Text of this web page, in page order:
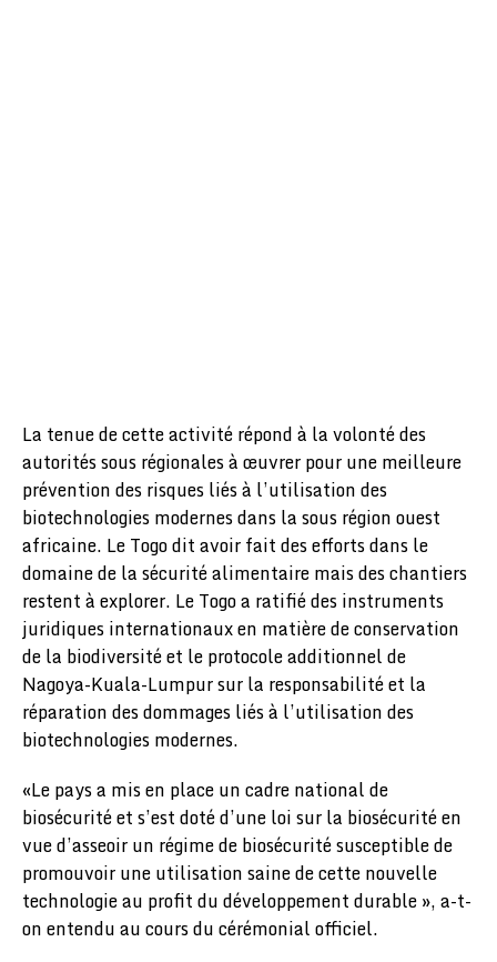
La tenue de cette activité répond à la volonté des
autorités sous régionales à œuvrer pour une meilleure
prévention des risques liés à l’utilisation des
biotechnologies modernes dans la sous région ouest
africaine. Le Togo dit avoir fait des efforts dans le
domaine de la sécurité alimentaire mais des chantiers
restent à explorer. Le Togo a ratifié des instruments
juridiques internationaux en matière de conservation
de la biodiversité et le protocole additionnel de
Nagoya-Kuala-Lumpur sur la responsabilité et la
réparation des dommages liés à l’utilisation des
biotechnologies modernes.
«Le pays a mis en place un cadre national de
biosécurité et s’est doté d’une loi sur la biosécurité en
vue d’asseoir un régime de biosécurité susceptible de
promouvoir une utilisation saine de cette nouvelle
technologie au profit du développement durable », a-t-
on entendu au cours du cérémonial officiel.